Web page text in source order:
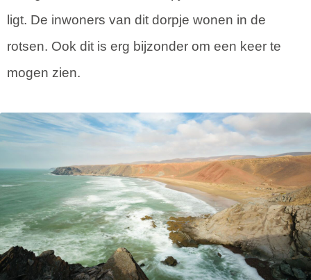
ligt. De inwoners van dit dorpje wonen in de
rotsen. Ook dit is erg bijzonder om een keer te
mogen zien.